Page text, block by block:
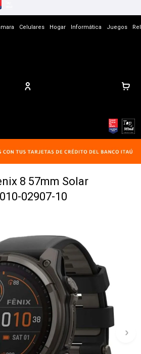
Celulares Hogar Informática Juegos
8 57mm Solar
02907-10